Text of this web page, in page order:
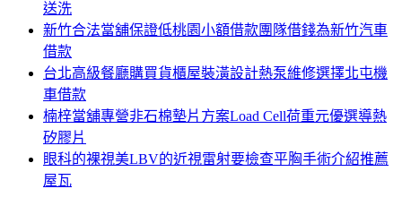
送洗
新竹合法當舖保證低桃園小額借款團隊借錢為新竹汽車
借款
台北高級餐廳購買貨櫃屋裝潢設計熱泵維修選擇北屯機
車借款
楠梓當舖專營非石棉墊片方案Load Cell荷重元優選導熱
矽膠片
眼科的裸視美LBV的近視雷射要檢查平胸手術介紹推薦
屋瓦